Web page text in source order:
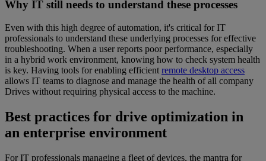
Why IT still needs to understand these processes
Even with this high degree of automation, it's critical for IT
professionals to understand these underlying processes for effective
troubleshooting. When a user reports poor performance, especially
in a hybrid work environment, knowing how to check system health
is key. Having tools for enabling efficient remote desktop access
allows IT teams to diagnose and manage the health of all company
Drives without requiring physical access to the machine.
Best practices for drive optimization in
an enterprise environment
For IT professionals managing a fleet of devices, the mantra for